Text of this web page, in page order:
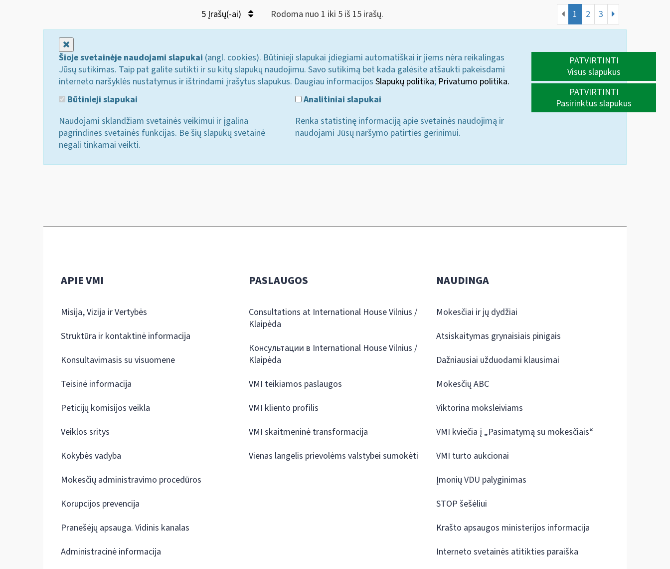
5 Įrašų(-ai) Rodoma nuo 1 iki 5 iš 15 irašų. 1 2 3
Šioje svetainėje naudojami slapukai (angl. cookies). Būtinieji slapukai įdiegiami automatiškai ir jiems nėra reikalingas
Jūsų sutikimas. Taip pat galite sutikti ir su kitų slapukų naudojimu. Savo sutikimą bet kada galėsite atšaukti pakeisdami
interneto naršyklės nustatymus ir ištrindami įrašytus slapukus. Daugiau informacijos Slapukų politika; Privatumo politika.
Būtinieji slapukai
Naudojami sklandžiam svetainės veikimui ir įgalina
pagrindines svetainės funkcijas. Be šių slapukų svetainė
negali tinkamai veikti.
Analitiniai slapukai
Renka statistinę informaciją apie svetainės naudojimą ir
naudojami Jūsų naršymo patirties gerinimui.
PATVIRTINTI
Visus slapukus
PATVIRTINTI
Pasirinktus slapukus
APIE VMI
Misija, Vizija ir Vertybės
Struktūra ir kontaktinė informacija
Konsultavimasis su visuomene
Teisinė informacija
Peticijų komisijos veikla
Veiklos sritys
Kokybės vadyba
Mokesčių administravimo procedūros
Korupcijos prevencija
Pranešėjų apsauga. Vidinis kanalas
Administracinė informacija
PASLAUGOS
Consultations at International House Vilnius /
Klaipėda
Консультации в International House Vilnius /
Klaipėda
VMI teikiamos paslaugos
VMI kliento profilis
VMI skaitmeninė transformacija
Vienas langelis prievolėms valstybei sumokėti
NAUDINGA
Mokesčiai ir jų dydžiai
Atsiskaitymas grynaisiais pinigais
Dažniausiai užduodami klausimai
Mokesčių ABC
Viktorina moksleiviams
VMI kviečia į „Pasimatymą su mokesčiais“
VMI turto aukcionai
Įmonių VDU palyginimas
STOP šešėliui
Krašto apsaugos ministerijos informacija
Interneto svetainės atitikties paraiška